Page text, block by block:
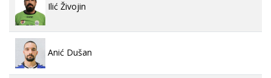
Ilić Živojin
Anić Dušan